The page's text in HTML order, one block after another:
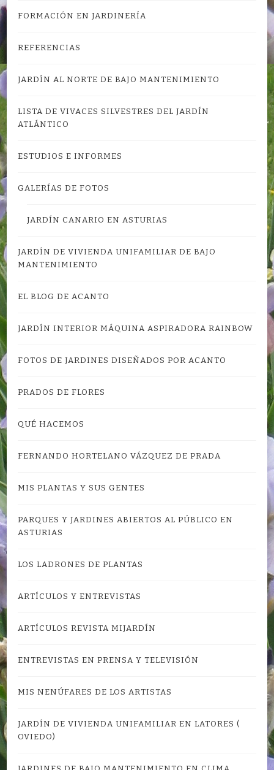
FORMACIÓN EN JARDINERÍA
REFERENCIAS
JARDÍN AL NORTE DE BAJO MANTENIMIENTO
LISTA DE VIVACES SILVESTRES DEL JARDÍN
ATLÁNTICO
ESTUDIOS E INFORMES
GALERÍAS DE FOTOS
JARDÍN CANARIO EN ASTURIAS
JARDÍN DE VIVIENDA UNIFAMILIAR DE BAJO
MANTENIMIENTO
EL BLOG DE ACANTO
JARDÍN INTERIOR MÁQUINA ASPIRADORA RAINBOW
FOTOS DE JARDINES DISEÑADOS POR ACANTO
PRADOS DE FLORES
QUÉ HACEMOS
FERNANDO HORTELANO VÁZQUEZ DE PRADA
MIS PLANTAS Y SUS GENTES
PARQUES Y JARDINES ABIERTOS AL PÚBLICO EN
ASTURIAS
LOS LADRONES DE PLANTAS
ARTÍCULOS Y ENTREVISTAS
ARTÍCULOS REVISTA MIJARDÍN
ENTREVISTAS EN PRENSA Y TELEVISIÓN
MIS NENÚFARES DE LOS ARTISTAS
JARDÍN DE VIVIENDA UNIFAMILIAR EN LATORES (
OVIEDO)